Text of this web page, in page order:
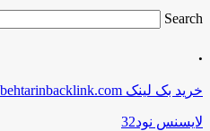
Search …
.
خرید بک لینک behtarinbacklink.com
لایسنس نود32